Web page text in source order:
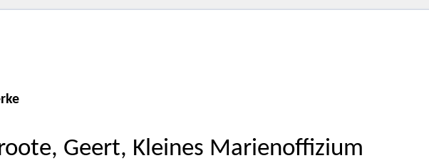
Geert, Kleines Marienoffizium